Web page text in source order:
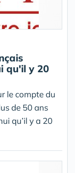
qu'il y 20
le compte du
de 50 ans
qu’il y a 20